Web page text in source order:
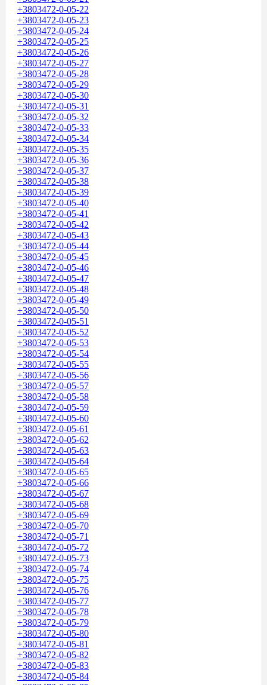
+3803472-0-05-22
+3803472-0-05-23
+3803472-0-05-24
+3803472-0-05-25
+3803472-0-05-26
+3803472-0-05-27
+3803472-0-05-28
+3803472-0-05-29
+3803472-0-05-30
+3803472-0-05-31
+3803472-0-05-32
+3803472-0-05-33
+3803472-0-05-34
+3803472-0-05-35
+3803472-0-05-36
+3803472-0-05-37
+3803472-0-05-38
+3803472-0-05-39
+3803472-0-05-40
+3803472-0-05-41
+3803472-0-05-42
+3803472-0-05-43
+3803472-0-05-44
+3803472-0-05-45
+3803472-0-05-46
+3803472-0-05-47
+3803472-0-05-48
+3803472-0-05-49
+3803472-0-05-50
+3803472-0-05-51
+3803472-0-05-52
+3803472-0-05-53
+3803472-0-05-54
+3803472-0-05-55
+3803472-0-05-56
+3803472-0-05-57
+3803472-0-05-58
+3803472-0-05-59
+3803472-0-05-60
+3803472-0-05-61
+3803472-0-05-62
+3803472-0-05-63
+3803472-0-05-64
+3803472-0-05-65
+3803472-0-05-66
+3803472-0-05-67
+3803472-0-05-68
+3803472-0-05-69
+3803472-0-05-70
+3803472-0-05-71
+3803472-0-05-72
+3803472-0-05-73
+3803472-0-05-74
+3803472-0-05-75
+3803472-0-05-76
+3803472-0-05-77
+3803472-0-05-78
+3803472-0-05-79
+3803472-0-05-80
+3803472-0-05-81
+3803472-0-05-82
+3803472-0-05-83
+3803472-0-05-84